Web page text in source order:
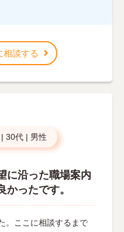
相談する
| 30代 | 男性
に沿った職場案内
かったです。
。ここに相談するまで